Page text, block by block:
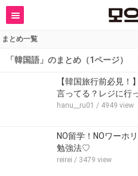
まとめ一覧
「韓国語」のまとめ（1ページ）
【韓国旅行前必見
言ってる？レジに行
hanu__ru01 / 4949 view
NO留学！NOワーホ
勉強法♡
reirei / 3479 view